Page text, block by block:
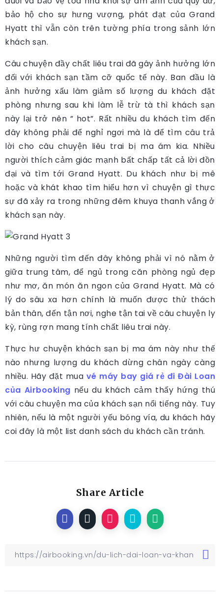
bảo hộ cho sự hưng vượng, phát đạt của Grand
Hyatt thì vẫn còn trên tường phía trong sảnh lớn
khách sạn.
Câu chuyện đầy chất liêu trai đã gây ảnh hưởng lớn
đối với khách sạn tầm cỡ quốc tế này. Ban đầu là
ảnh hưởng xấu làm giảm số lượng du khách đặt
phòng nhưng sau khi làm lễ trừ tà thì khách sạn
này lại trở nên ” hot”. Rất nhiều du khách tìm đến
đây không phải để nghỉ ngơi mà là để tìm câu trả
lời cho câu chuyện liêu trai bị ma ám kia. Nhiều
người thích cảm giác mạnh bất chấp tất cả lời đồn
đại và tìm tới Grand Hyatt. Du khách như bị mê
hoặc và khát khao tìm hiểu hơn vì chuyện gì thực
sự đã xảy ra trong những đêm khuya thanh vắng ở
khách sạn này.
Những người tìm đến đây không phải vì nó nằm ở
giữa trung tâm, để ngủ trong căn phòng ngủ đẹp
như mơ, ăn món ăn ngon của Grand Hyatt. Mà có
lý do sâu xa hơn chính là muốn được thử thách
bản thân, đến tận nơi, nghe tận tai về câu chuyện ly
kỳ, rùng rợn mang tính chất liêu trai này.
Thực hư chuyện khách sạn bị ma ám này như thế
nào nhưng lượng du khách dừng chân ngày càng
nhiều. Hãy đặt mua vé máy bay giá rẻ đi Đài Loan
của Airbooking nếu du khách cảm thấy hứng thú
với câu chuyện ma của khách sạn nổi tiếng này. Tuy
nhiên, nếu là một người yếu bóng vía, du khách hãy
coi đây là một list danh sách du khách cần tránh.
Share Article